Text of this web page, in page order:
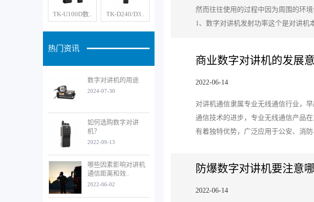
TK-U100D数.. TK-D240/D3..
热门资讯
数字对讲机的用途
2024-07-30
如何选购数字对讲
机？
2022-09-13
哪些因素影响对讲机
通信距离和效..
2022-06-02
然而往往使用的过程中因为周围的环
1、数字对讲机发射功率这个是对讲机
商业数字对讲机的发展
2022-06-14
对讲机通信隶属专业无线通信行业，
通信技术的进步，专业无线通信产品
有着独特优势，广泛应用于公安、消
防爆数字对讲机要注意
2022-06-14